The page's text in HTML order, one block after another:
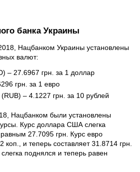
банка Украины
Нацбанком Украины установлены
валют:
– 27.6967 грн. за 1 доллар
грн. за 1 евро
(RUB) – 4.1227 грн. за 10 рублей
Нацбанком были установлены
Курс доллара США слегка
27.7095 грн. Курс евро
коп., и теперь составляет 31.8714 грн.
поднялся и теперь равен